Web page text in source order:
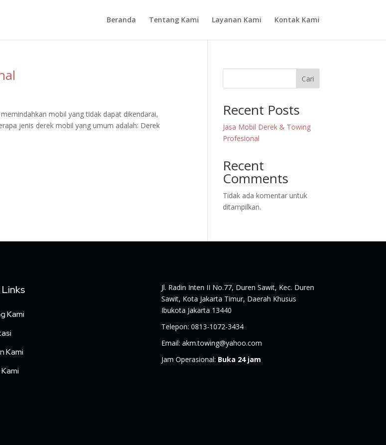
Beranda Tentang Kami Layanan Kami Kontak Kami
mobil yang tidak dapat dikendarai,
jenis derek mobil yang umum adalah: Derek
Cari
Recent Posts
Jasa Mobil Derek & Towing
Profesional
Recent
Comments
Tidak ada komentar untuk
ditampilkan.
Kami
Kami
Jl. Radin Inten II No.77, Duren Sawit, Kec. Duren
Sawit, Kota Jakarta Timur, Daerah Khusus
Ibukota Jakarta 13440
Telepon: 0813-1072-3434
Email: akm.towing@yahoo.com
Jam Operasional: Buka 24 jam